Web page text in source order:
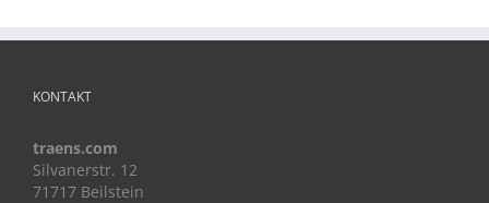
KONTAKT
traens.com
Silvanerstr. 12
71717 Beilstein